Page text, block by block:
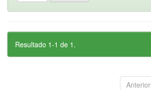
Resultado 1-1 de 1.
Anterior